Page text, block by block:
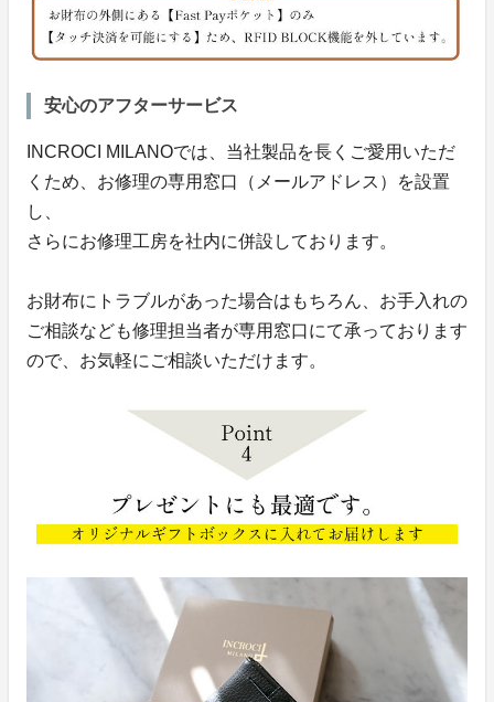
安心のアフターサービス
INCROCI MILANOでは、当社製品を長くご愛用いただ
くため、お修理の専用窓口（メールアドレス）を設置
し、
さらにお修理工房を社内に併設しております。
お財布にトラブルがあった場合はもちろん、お手入れの
ご相談なども修理担当者が専用窓口にて承っております
ので、お気軽にご相談いただけます。